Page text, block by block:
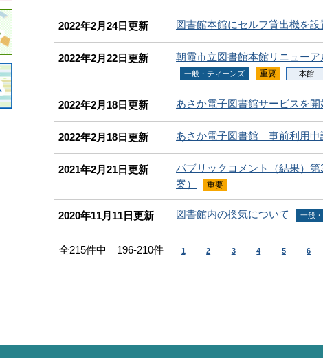
2022年2月24日更新 図書館本館にセルフ貸出機を設
2022年2月22日更新 朝霞市立図書館本館リニュー
一般・ティーンズ 重要 本館
2022年2月18日更新 あさか電子図書館サービスを開
2022年2月18日更新 あさか電子図書館 事前利用申
2021年2月21日更新
パブリックコメント（結果）
案）
重要
2020年11月11日更新 図書館内の換気について 一般
全215件中 196-210件 1 2 3 4 5 6